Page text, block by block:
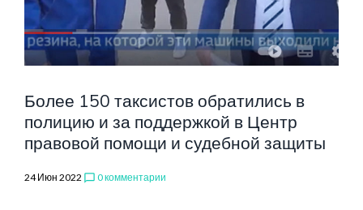
Более 150 таксистов обратились в
полицию и за поддержкой в Центр
правовой помощи и судебной защиты
24 Июн 2022 chat_bubble_outline 0 комментарии